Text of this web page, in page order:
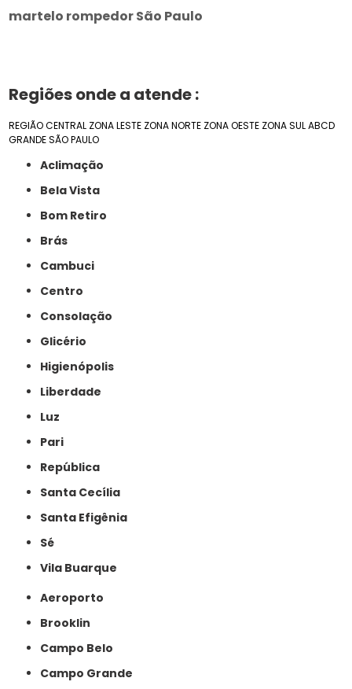
martelo rompedor São Paulo
Regiões onde a atende :
REGIÃO CENTRAL ZONA LESTE ZONA NORTE ZONA OESTE ZONA SULABCD
GRANDE SÃO PAULO
Aclimação
Bela Vista
Bom Retiro
Brás
Cambuci
Centro
Consolação
Glicério
Higienópolis
Liberdade
Luz
Pari
República
Santa Cecília
Santa Efigênia
Sé
Vila Buarque
Aeroporto
Brooklin
Campo Belo
Campo Grande